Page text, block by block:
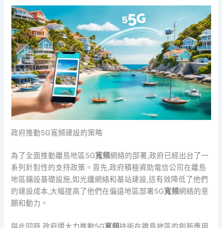
政府推動5G寬頻建設的策略
為了全面推動離島地區5G寬頻網絡的部署,政府已經出台了一
系列針對性的支持政策。首先,政府積極資助電信公司在離島
地區鋪設基礎設施,如光纖網絡和基站建設,這有效降低了他們
的建設成本,大幅提高了他們在偏遠地區部署5G寬頻網絡的意
願和動力。